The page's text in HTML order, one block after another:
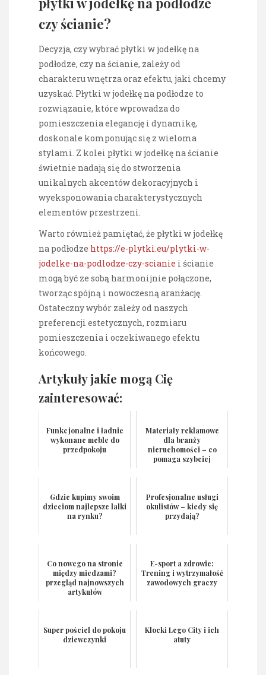
czy ścianie?
Decyzja, czy wybrać płytki w jodełkę na
podłodze, czy na ścianie, zależy od
charakteru wnętrza oraz efektu, jaki chcemy
uzyskać. Płytki w jodełkę na podłodze to
rozwiązanie, które wprowadza do
pomieszczenia elegancję i dynamikę,
doskonale komponując się z wieloma
stylami. Z kolei płytki w jodełkę na ścianie
świetnie nadają się do stworzenia
unikalnych akcentów dekoracyjnych i
wyeksponowania charakterystycznych
elementów przestrzeni.
Warto również pamiętać, że płytki w jodełkę
na podłodze https://e-plytki.eu/plytki-w-
jodelke-na-podlodze-czy-scianie i ścianie
mogą być ze sobą harmonijnie połączone,
tworząc spójną i nowoczesną aranżację.
Ostateczny wybór zależy od naszych
preferencji estetycznych, rozmiaru
pomieszczenia i oczekiwanego efektu
końcowego.
Artykuły jakie mogą Cię
zainteresować:
Funkcjonalne i ładnie
wykonane meble do
przedpokoju
Materiały reklamowe
dla branży
nieruchomości – co
pomaga szybciej
Gdzie kupimy swoim
dzieciom najlepsze lalki
na rynku?
Profesjonalne usługi
okulistów – kiedy się
przydają?
Co nowego na stronie
między miedzami?
przegląd najnowszych
artykułów
E-sport a zdrowie:
Trening i wytrzymałość
zawodowych graczy
Super pościel do pokoju
dziewczynki
Klocki Lego City i ich
atuty